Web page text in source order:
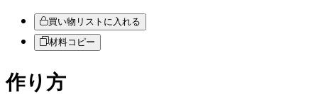
買い物リストに入れる
材料コピー
作り方